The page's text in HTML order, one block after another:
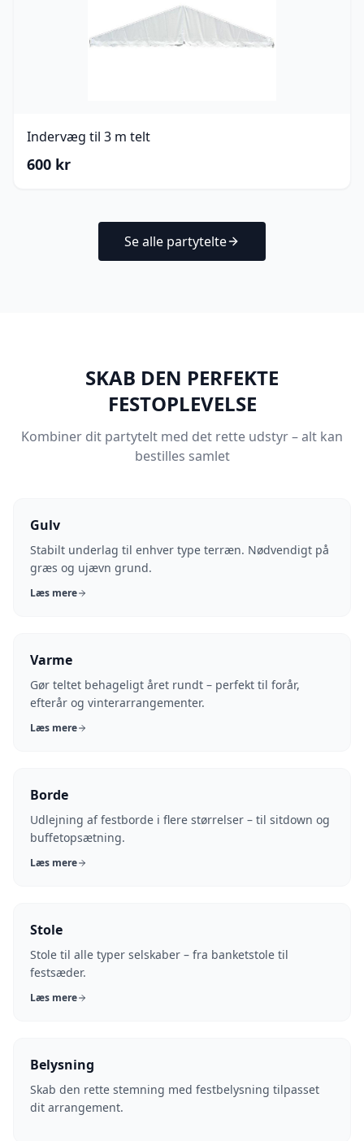
Indervæg til 3 m telt
600 kr
Se alle partytelte
SKAB DEN PERFEKTE
FESTOPLEVELSE
Kombiner dit partytelt med det rette udstyr – alt kan
bestilles samlet
Gulv
Stabilt underlag til enhver type terræn. Nødvendigt på
græs og ujævn grund.
Læs mere
Varme
Gør teltet behageligt året rundt – perfekt til forår,
efterår og vinterarrangementer.
Læs mere
Borde
Udlejning af festborde i flere størrelser – til sitdown og
buffetopsætning.
Læs mere
Stole
Stole til alle typer selskaber – fra banketstole til
festsæder.
Læs mere
Belysning
Skab den rette stemning med festbelysning tilpasset
dit arrangement.